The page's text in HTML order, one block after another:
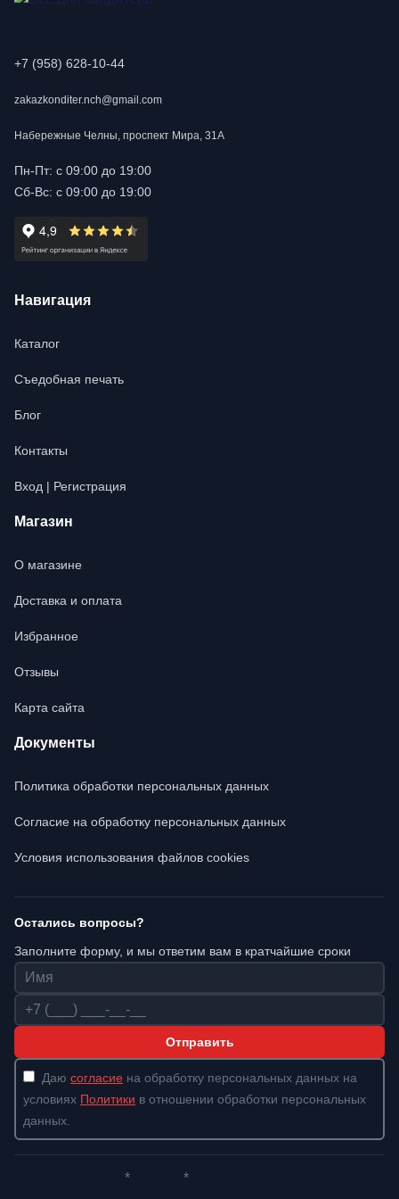
+7 (958) 628-10-44
zakazkonditer.nch@gmail.com
Набережные Челны, проспект Мира, 31А
Пн-Пт: с 09:00 до 19:00
Сб-Вс: с 09:00 до 19:00
Навигация
Каталог
Съедобная печать
Блог
Контакты
Вход | Регистрация
Магазин
О магазине
Доставка и оплата
Избранное
Отзывы
Карта сайта
Документы
Политика обработки персональных данных
Согласие на обработку персональных данных
Условия использования файлов cookies
Остались вопросы?
Заполните форму, и мы ответим вам в кратчайшие сроки
Имя
Телефон
Отправить
Даю согласие на обработку персональных данных на
условиях Политики в отношении обработки персональных
данных.
* *